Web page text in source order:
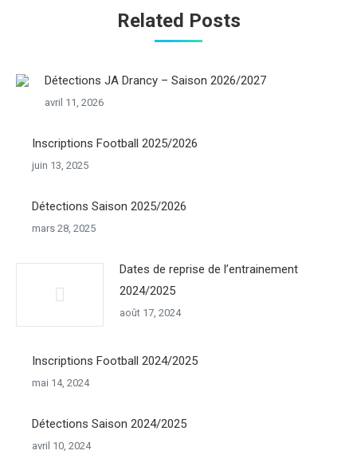
Related Posts
Détections JA Drancy – Saison 2026/2027
avril 11, 2026
Inscriptions Football 2025/2026
juin 13, 2025
Détections Saison 2025/2026
mars 28, 2025
Dates de reprise de l’entrainement
2024/2025
août 17, 2024
Inscriptions Football 2024/2025
mai 14, 2024
Détections Saison 2024/2025
avril 10, 2024